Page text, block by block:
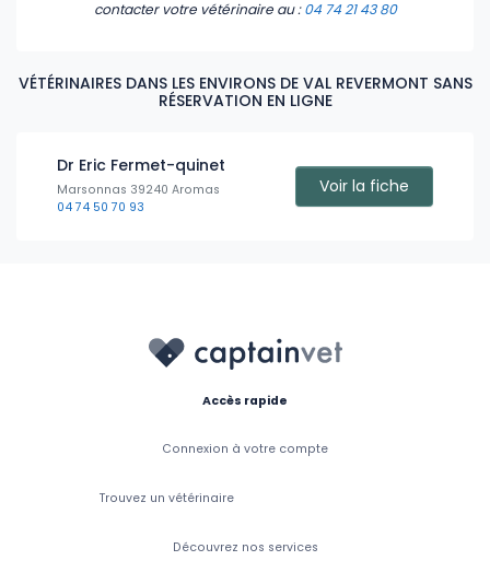
contacter votre vétérinaire au :04 74 21 43 80
VÉTÉRINAIRES DANS LES ENVIRONS DE VAL REVERMONT SANS
RÉSERVATION EN LIGNE
Dr Eric Fermet-quinet
Marsonnas 39240 Aromas
04 74 50 70 93
Voir la fiche
Accès rapide
Connexion à votre compte
Trouvez un vétérinaire
Découvrez nos services